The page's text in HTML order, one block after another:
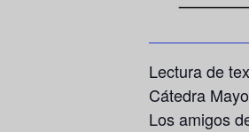
Lectura de
Cátedra
Los amigos